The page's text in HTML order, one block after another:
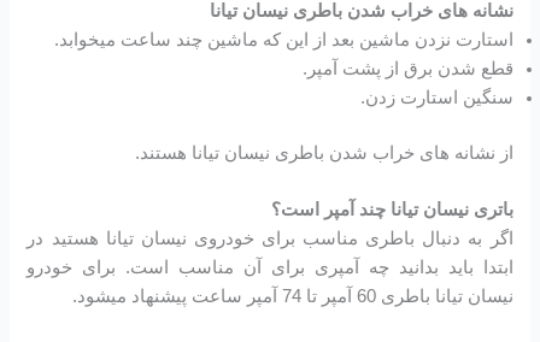
نشانه های خراب شدن باطری نیسان تیانا
استارت نزدن ماشین بعد از این که ماشین چند ساعت میخوابد.
قطع شدن برق از پشت آمپر.
سنگین استارت زدن.
از نشانه های خراب شدن باطری نیسان تیانا هستند.
باتری نیسان تیانا چند آمپر است؟
اگر به دنبال باطری مناسب برای خودروی نیسان تیانا هستید در
ابتدا باید بدانید چه آمپری برای آن مناسب است. برای خودرو
نیسان تیانا باطری 60 آمپر تا 74 آمپر ساعت پیشنهاد میشود.